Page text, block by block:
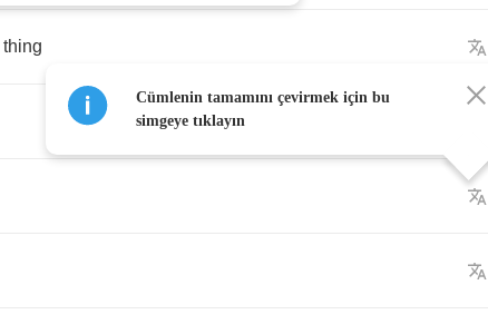
thing
Cümlenin tamamını çevirmek için bu
simgeye tıklayın